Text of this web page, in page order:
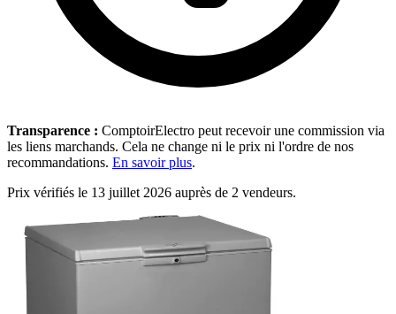
Transparence : ComptoirElectro peut recevoir une commission via
les liens marchands. Cela ne change ni le prix ni l'ordre de nos
recommandations. En savoir plus.
Prix vérifiés le 13 juillet 2026 auprès de 2 vendeurs.